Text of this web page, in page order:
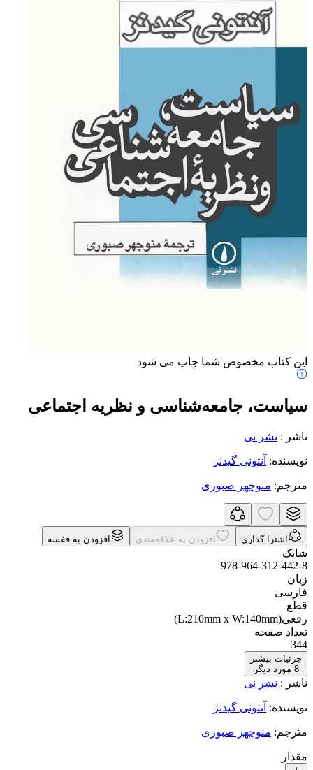
این کتاب مخصوص شما چاپ می شود
سیاست، جامعه‌شناسی و نظریه اجتماعی
ناشر : نشر نی
نویسنده: آنتونی گیدنز
مترجم: منوچهر صبوری
اشترا گذاری افزودن به علاقه‌مندی افزودن به قفسه
شابک
978-964-312-442-8
زبان
فارسی
قطع
رقعی(L:210mm x W:140mm)
تعداد صفحه
344
جزئیات بیشتر
8 مورد دیگر
ناشر : نشر نی
نویسنده: آنتونی گیدنز
مترجم: منوچهر صبوری
مقدار